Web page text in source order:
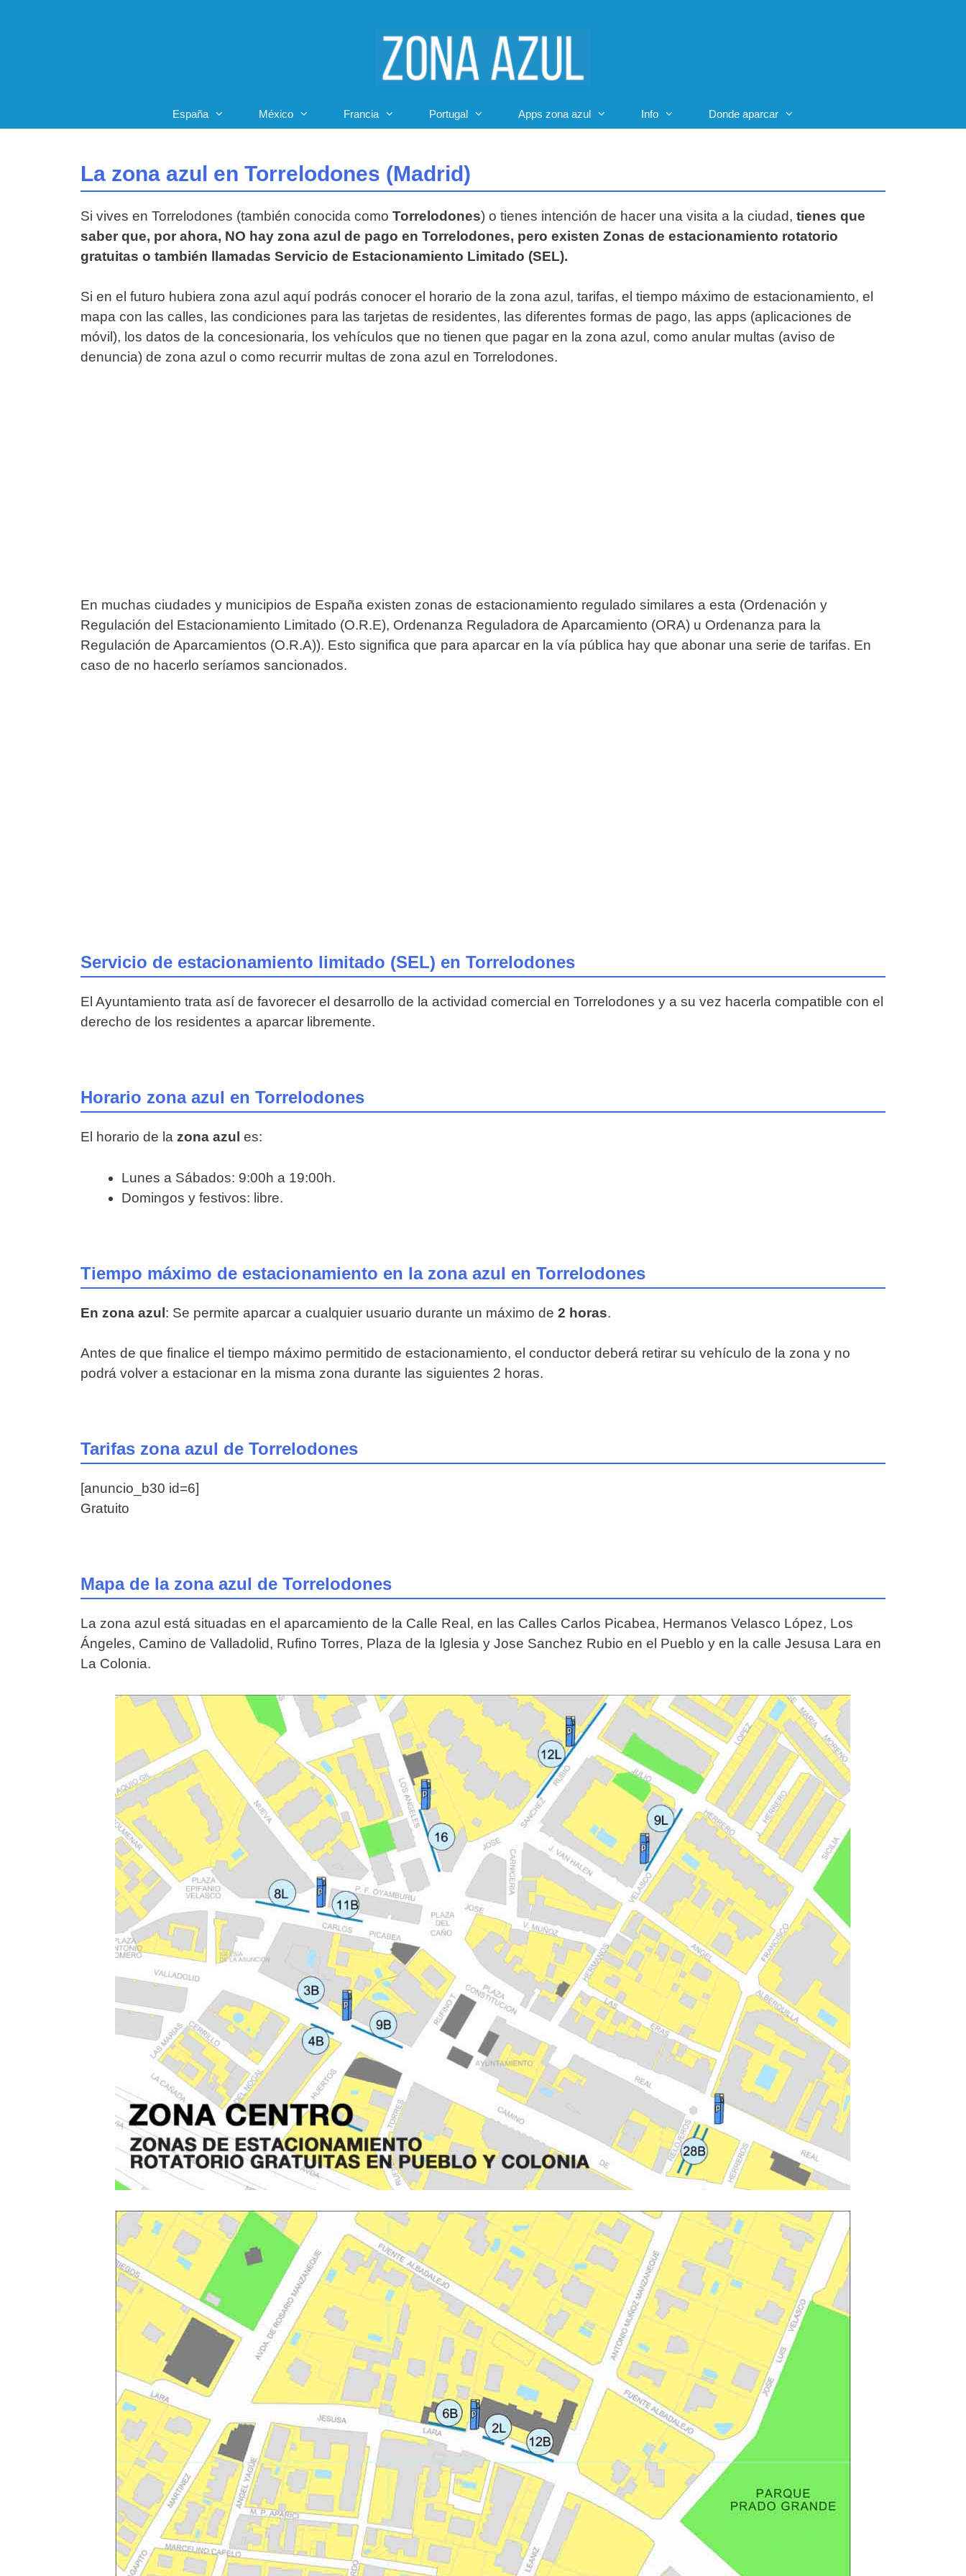
España México Francia Portugal Apps zona azul Info Donde aparcar
La zona azul en Torrelodones (Madrid)
Si vives en Torrelodones (también conocida como Torrelodones) o tienes intención de hacer una visita a la ciudad, tienes que
saber que, por ahora, NO hay zona azul de pago en Torrelodones, pero existen Zonas de estacionamiento rotatorio
gratuitas o también llamadas Servicio de Estacionamiento Limitado (SEL).
Si en el futuro hubiera zona azul aquí podrás conocer el horario de la zona azul, tarifas, el tiempo máximo de estacionamiento, el
mapa con las calles, las condiciones para las tarjetas de residentes, las diferentes formas de pago, las apps (aplicaciones de
móvil), los datos de la concesionaria, los vehículos que no tienen que pagar en la zona azul, como anular multas (aviso de
denuncia) de zona azul o como recurrir multas de zona azul en Torrelodones.
En muchas ciudades y municipios de España existen zonas de estacionamiento regulado similares a esta (Ordenación y
Regulación del Estacionamiento Limitado (O.R.E), Ordenanza Reguladora de Aparcamiento (ORA) u Ordenanza para la
Regulación de Aparcamientos (O.R.A)). Esto significa que para aparcar en la vía pública hay que abonar una serie de tarifas. En
caso de no hacerlo seríamos sancionados.
Servicio de estacionamiento limitado (SEL) en Torrelodones
El Ayuntamiento trata así de favorecer el desarrollo de la actividad comercial en Torrelodones y a su vez hacerla compatible con el
derecho de los residentes a aparcar libremente.
Horario zona azul en Torrelodones
El horario de la zona azul es:
Lunes a Sábados: 9:00h a 19:00h.
Domingos y festivos: libre.
Tiempo máximo de estacionamiento en la zona azul en Torrelodones
En zona azul: Se permite aparcar a cualquier usuario durante un máximo de 2 horas.
Antes de que finalice el tiempo máximo permitido de estacionamiento, el conductor deberá retirar su vehículo de la zona y no
podrá volver a estacionar en la misma zona durante las siguientes 2 horas.
Tarifas zona azul de Torrelodones
[anuncio_b30 id=6]
Gratuito
Mapa de la zona azul de Torrelodones
La zona azul está situadas en el aparcamiento de la Calle Real, en las Calles Carlos Picabea, Hermanos Velasco López, Los
Ángeles, Camino de Valladolid, Rufino Torres, Plaza de la Iglesia y Jose Sanchez Rubio en el Pueblo y en la calle Jesusa Lara en
La Colonia.